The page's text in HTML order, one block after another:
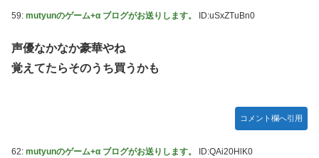
59: mutyunのゲーム+α ブログがお送りします。 ID:uSxZTuBn0
声優なかなか豪華やね
覚えてたらそのうち買うかも
コメント欄へ引用
62: mutyunのゲーム+α ブログがお送りします。 ID:QAi20HlK0